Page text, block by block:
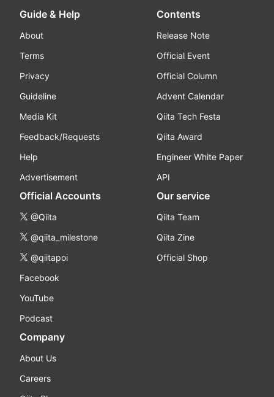
Guide & Help
About
Terms
Privacy
Guideline
Media Kit
Feedback/Requests
Help
Advertisement
Contents
Release Note
Official Event
Official Column
Advent Calendar
Qiita Tech Festa
Qiita Award
Engineer White Paper
API
Official Accounts
@Qiita
@qiita_milestone
@qiitapoi
Facebook
YouTube
Podcast
Our service
Qiita Team
Qiita Zine
Official Shop
Company
About Us
Careers